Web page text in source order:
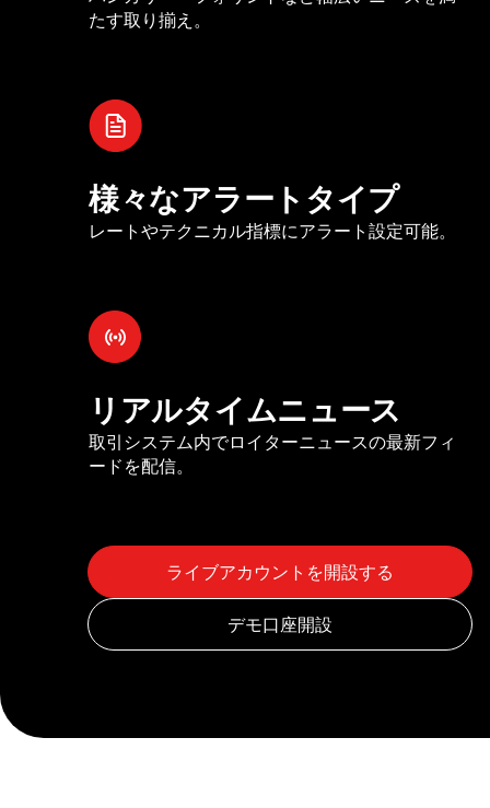
たす取り揃え。
様々なアラートタイプ
レートやテクニカル指標にアラート設定可能。
リアルタイムニュース
取引システム内でロイターニュースの最新フィ
ードを配信。